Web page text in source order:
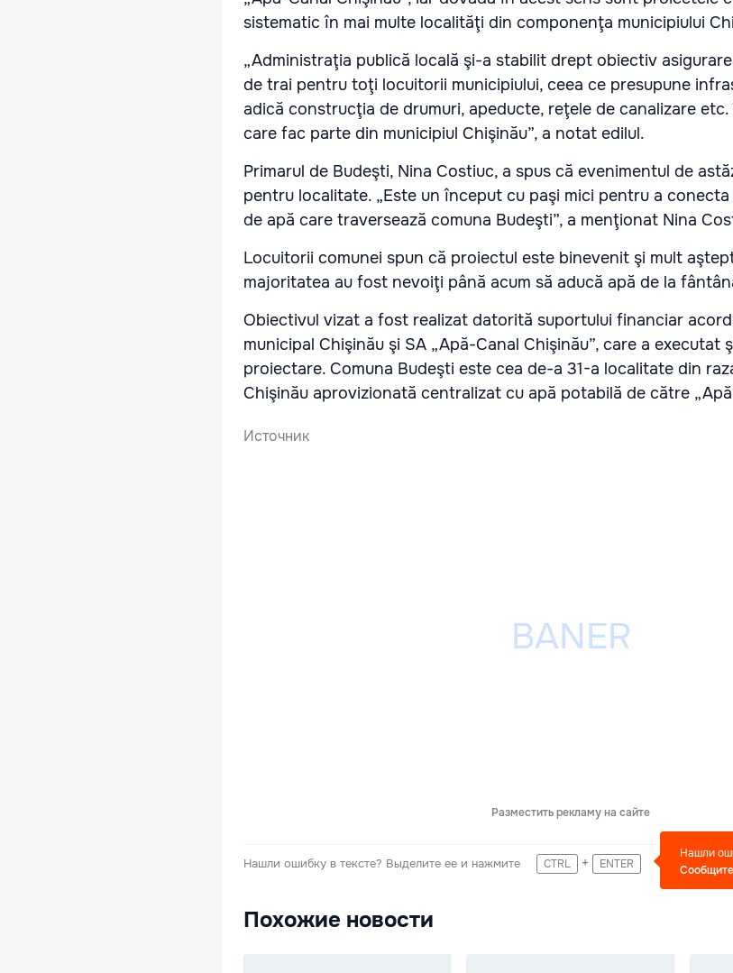
sistematic în mai multe localităţi din componenţa municipiului
„Administraţia publică locală şi-a stabilit drept obiectiv
de trai pentru toţi locuitorii municipiului, ceea ce presupune
adică construcţia de drumuri, apeducte, reţele de canalizare
care fac parte din municipiul Chişinău”, a notat edilul.
Primarul de Budeşti, Nina Costiuc, a spus că evenimentul de
pentru localitate. „Este un început cu paşi mici pentru a
de apă care traversează comuna Budeşti”, a menţionat Nina
Locuitorii comunei spun că proiectul este binevenit şi mult
majoritatea au fost nevoiţi până acum să aducă apă de la
Obiectivul vizat a fost realizat datorită suportului financiar
municipal Chişinău şi SA „Apă-Canal Chişinău”, care a executat
proiectare. Comuna Budeşti este cea de-a 31-a localitate din
Chişinău aprovizionată centralizat cu apă potabilă de către
Источник
Разместить рекламу на сайте
Нашли ошибку в тексте? Выделите ее и нажмите CTRL + ENTER
Нашли
Похожие новости